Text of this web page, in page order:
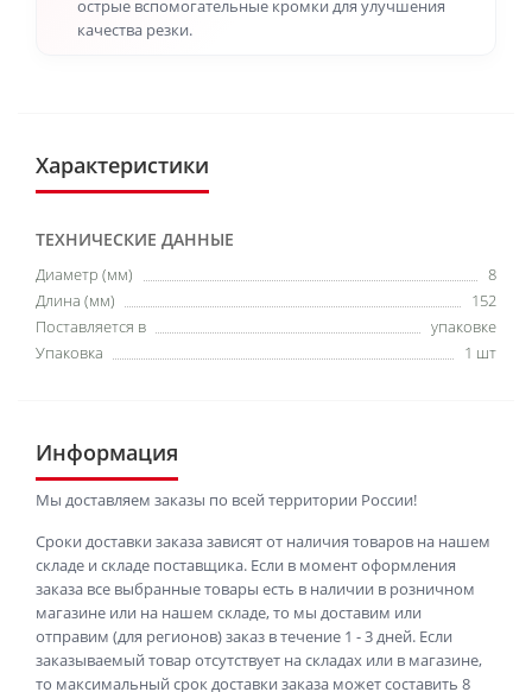
острые вспомогательные кромки для улучшения
качества резки.
Характеристики
ТЕХНИЧЕСКИЕ ДАННЫЕ
Диаметр (мм)
8
Длина (мм)
152
Поставляется в
упаковке
Упаковка
1 шт
Информация
Мы доставляем заказы по всей территории России!
Сроки доставки заказа зависят от наличия товаров на нашем
складе и складе поставщика. Если в момент оформления
заказа все выбранные товары есть в наличии в розничном
магазине или на нашем складе, то мы доставим или
отправим (для регионов) заказ в течение 1 - 3 дней. Если
заказываемый товар отсутствует на складах или в магазине,
то максимальный срок доставки заказа может составить 8